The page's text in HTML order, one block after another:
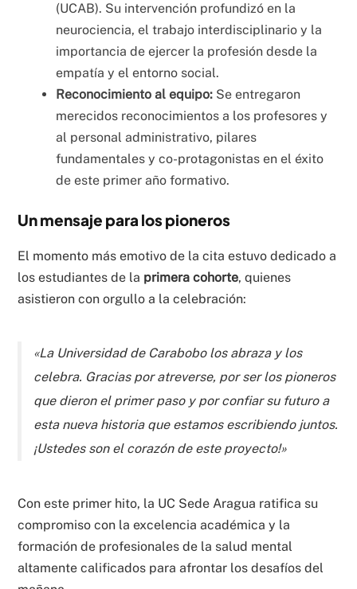
(UCAB). Su intervención profundizó en la
neurociencia, el trabajo interdisciplinario y la
importancia de ejercer la profesión desde la
empatía y el entorno social.
Reconocimiento al equipo: Se entregaron
merecidos reconocimientos a los profesores y
al personal administrativo, pilares
fundamentales y co-protagonistas en el éxito
de este primer año formativo.
Un mensaje para los pioneros
El momento más emotivo de la cita estuvo dedicado a
los estudiantes de la primera cohorte, quienes
asistieron con orgullo a la celebración:
«La Universidad de Carabobo los abraza y los
celebra. Gracias por atreverse, por ser los pioneros
que dieron el primer paso y por confiar su futuro a
esta nueva historia que estamos escribiendo juntos.
¡Ustedes son el corazón de este proyecto!»
Con este primer hito, la UC Sede Aragua ratifica su
compromiso con la excelencia académica y la
formación de profesionales de la salud mental
altamente calificados para afrontar los desafíos del